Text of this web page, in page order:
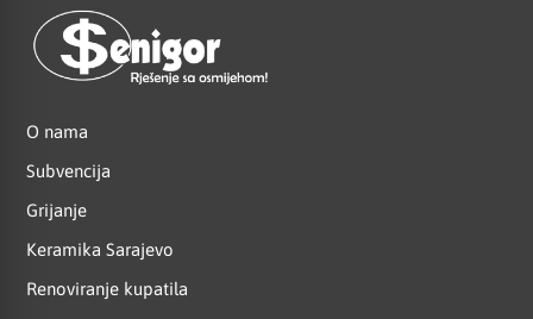
O nama
Subvencija
Grijanje
Keramika Sarajevo
Renoviranje kupatila